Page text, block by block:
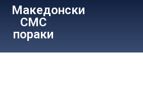
Македонски
СМС
пораки